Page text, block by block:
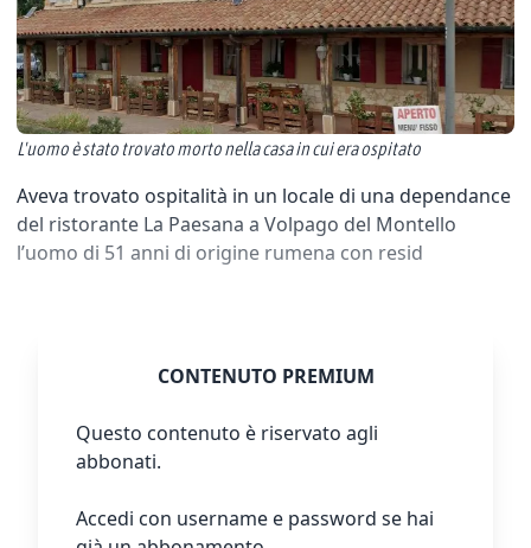
L'uomo è stato trovato morto nella casa in cui era ospitato
Aveva trovato ospitalità in un locale di una dependance
del ristorante La Paesana a Volpago del Montello
l’uomo di 51 anni di origine rumena con resid
CONTENUTO PREMIUM
Questo contenuto è riservato agli
abbonati.
Accedi con username e password se hai